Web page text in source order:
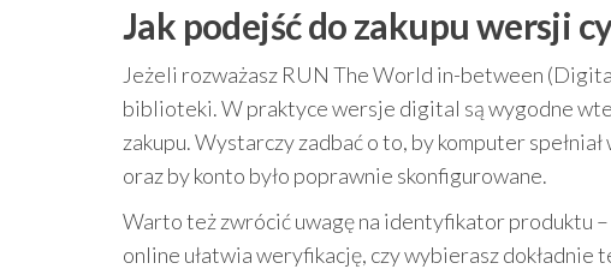
Jak podejść do zakupu wersji
Jeżeli rozważasz RUN The World in-between
biblioteki. W praktyce wersje digital są wygodne
zakupu. Wystarczy zadbać o to, by komputer
oraz by konto było poprawnie skonfigurowane.
Warto też zwrócić uwagę na identyfikator produktu –
online ułatwia weryfikację, czy wybierasz dokładnie